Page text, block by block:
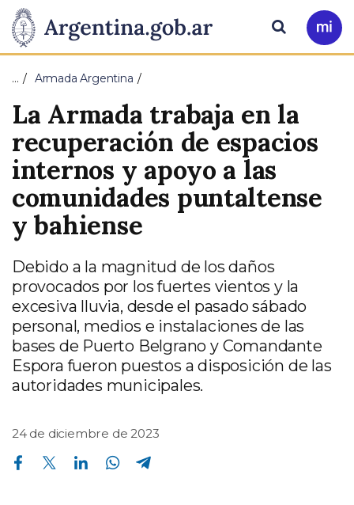
Presidencia
de
la
Nación
Pasar al contenido principal
Ir
a
Buscar
… Armada Argentina
La Armada trabaja en la
recuperación de espacios
internos y apoyo a las
comunidades puntaltense
y bahiense
Debido a la magnitud de los daños
provocados por los fuertes vientos y la
excesiva lluvia, desde el pasado sábado
personal, medios e instalaciones de las
bases de Puerto Belgrano y Comandante
Espora fueron puestos a disposición de las
autoridades municipales.
24 de diciembre de 2023
Compartir en Facebook Compartir en Twitter Compartir en Linkedin Compartir en Whatsapp